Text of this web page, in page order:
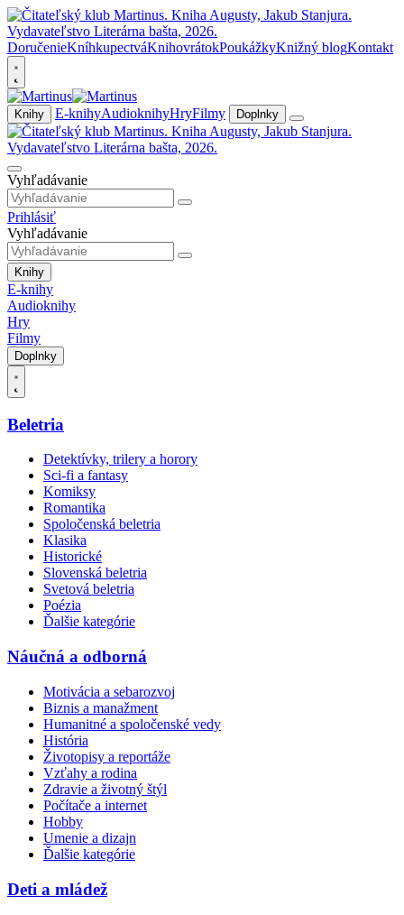
DoručenieKníhkupectváKnihovrátokPoukážkyKnižný blogKontakt
Knihy E-knihyAudioknihyHryFilmy Doplnky
Vyhľadávanie
Prihlásiť
Vyhľadávanie
Knihy
E-knihy
Audioknihy
Hry
Filmy
Doplnky
Beletria
Detektívky, trilery a horory
Sci-fi a fantasy
Komiksy
Romantika
Spoločenská beletria
Klasika
Historické
Slovenská beletria
Svetová beletria
Poézia
Ďalšie kategórie
Náučná a odborná
Motivácia a sebarozvoj
Biznis a manažment
Humanitné a spoločenské vedy
História
Životopisy a reportáže
Vzťahy a rodina
Zdravie a životný štýl
Počítače a internet
Hobby
Umenie a dizajn
Ďalšie kategórie
Deti a mládež